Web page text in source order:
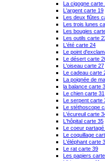
La cigogne carte
L'argent carte 19
Les deux flûtes
Les trois lunes
Les bougies
Les outils carte
L'été carte 24
Le point
Le désert carte
L'oiseau carte 27
Le cadeau carte
La poignée de
la balance carte
Le chien carte 31
Le serpent carte
Le stéthoscope
L'écureuil carte
L'hôpital carte 35
Le coeur
Le coquillage
L'éléphant carte
Le rat carte 39
Les papiers